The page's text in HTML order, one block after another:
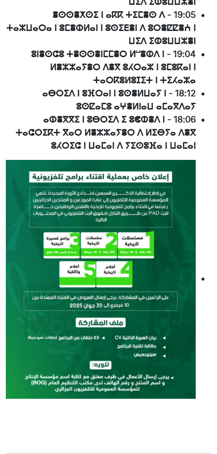
19:05
-
ⴻⵙⵙⴻⵅⵙⵉ ⵏ ⴰⴽⴽ ⵜⵉⵎⴻⵙ ⴷ
ⵜⴰⵣⵡⴰⵔⴰ ⵏ ⵓⵎⴻⵀⵍⴰⵏ ⵏ ⵓⵙⵉⴹⴻⵏ ⴷ ⵓⵔⴻⵇⵇⴻⵄ ⵏ
ⵡⵉⴷ ⵉⵀⵓⵡⵡⵣⴻⵏ
19:04
-
ⵓⵏⴻⵙⵛⵓ ⵜⴻⵙⵙⴻⵏⵎⵎⴻⵔ ⵍⵯⴻⵀⴷ ⵏ
ⵍⴻⵣⵣⴰⵢⴻⵔ ⴷⴻⴳ ⵓⵃⵔⴰⵣ ⵏ ⵓⵎⵓⴽⴰⵏ ⵏ
ⵜⴰⵔⴽⵓⵍⵓⵊⵉⵜ ⵏ ⵜⵉⵃⴰⵣⴰ
18:12
-
ⴰⴱⵔⵉⴷ ⵏ ⵓⴼⵔⴰⵏ ⵏ ⵓⵙⴻⵍⵡⴰⵢ ⵏ
ⵓⵙⵇⴰⵎⵓ ⴰⵖⴻⵍⵏⴰⵡ ⴰⵎⴰⴳⴷⴰⵢ
18:06
-
ⴰⵀⴻⴳⴳⵉ ⵏ ⵓⴱⵔⵉⴷ ⵉ ⵓⵞⵀⴻⴷ ⵏ
ⵜⴰⵛⵔⵉⴽⵜ ⴳⴰⵔ ⵍⴻⵣⵣⴰⵢⴻⵔ ⴷ ⵍⵉⴱⵢⴰ ⴷⴻⴳ
ⵓⵃⵔⵉⵛ ⵏ ⵡⴰⵎⴰⵏ ⴷ ⵢⵉⵙⵓⴼⴰ ⵏ ⵡⴰⵎⴰⵏ